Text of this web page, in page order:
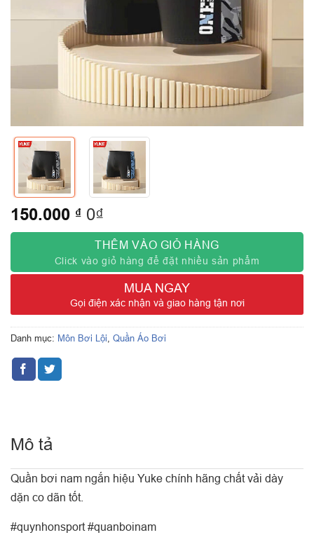
150.000 ₫ 0₫
THÊM VÀO GIỎ HÀNG
Click vào giỏ hàng để đặt nhiều sản phẩm
MUA NGAY
Gọi điện xác nhận và giao hàng tận nơi
Danh mục: Môn Bơi Lội, Quần Áo Bơi
Mô tả
Quần bơi nam ngắn hiệu Yuke chính hãng chất vải dày
dặn co dãn tốt.
#quynhonsport #quanboinam